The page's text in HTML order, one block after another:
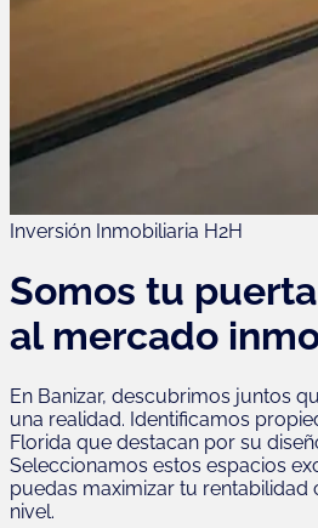
Inversión Inmobiliaria H2H
Somos tu
al mercado
En Banizar, descubrimos juntos
una realidad. Identificamos
Florida que destacan por su
Seleccionamos estos espacios
puedas maximizar tu rentabilidad
nivel.